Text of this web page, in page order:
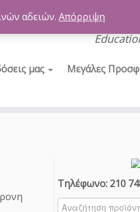
μας Μεγάλες
Τηλέφωνο: 210
Αναζήτηση
αδειών. Απόρριψη